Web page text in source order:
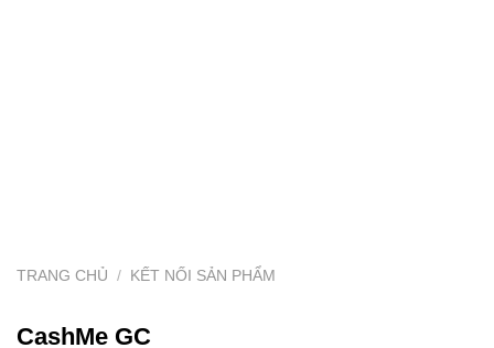
TRANG CHỦ / KẾT NỐI SẢN PHẨM
CashMe GC